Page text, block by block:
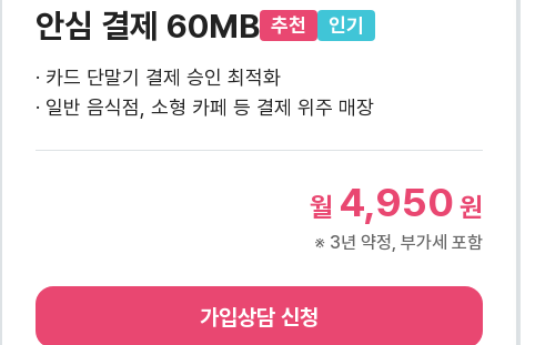
안심 결제 60MB 추천 인기
· 카드 단말기 결제 승인 최적화
· 일반 음식점, 소형 카페 등 결제 위주 매장
월 4,950 원
※ 3년 약정, 부가세 포함
가입상담 신청